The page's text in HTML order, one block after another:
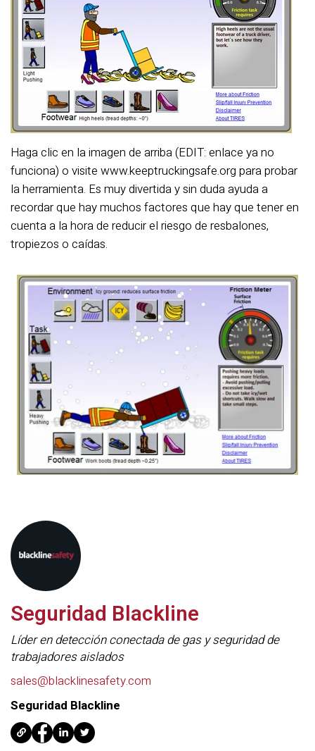
Haga clic en la imagen de arriba (EDIT: enlace ya no
funciona) o visite www.keeptruckingsafe.org para probar
la herramienta. Es muy divertida y sin duda ayuda a
recordar que hay muchos factores que hay que tener en
cuenta a la hora de reducir el riesgo de resbalones,
tropiezos o caídas.
Seguridad Blackline
Líder en detección conectada de gas y seguridad de
trabajadores aislados
sales@blacklinesafety.com
Seguridad Blackline